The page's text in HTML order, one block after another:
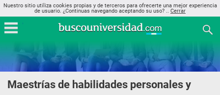
Nuestro sitio utiliza cookies propias y de terceros para ofrecerte una mejor experiencia
de usuario. ¿Continuas navegando aceptando su uso? .. Cerrar
Maestrías de habilidades personales y